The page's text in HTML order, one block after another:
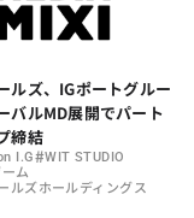
ルズ、IGポートグルー
バルMD展開でパート
締結
I.G#WIT STUDIO
ム
ルズホールディングス